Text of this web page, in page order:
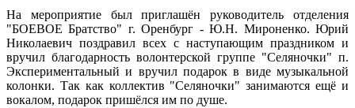
На мероприятие был приглашён руководитель отделения
"БОЕВОЕ Братство" г. Оренбург - Ю.Н. Мироненко. Юрий
Николаевич поздравил всех с наступающим праздником и
вручил благодарность волонтерской группе "Селяночки" п.
Экспериментальный и вручил подарок в виде музыкальной
колонки. Так как коллектив "Селяночки" занимаются ещё и
вокалом, подарок пришёлся им по душе.